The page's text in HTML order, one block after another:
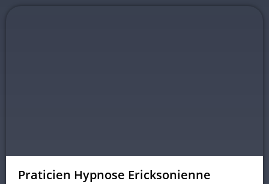
Praticien Hypnose Ericksonienne